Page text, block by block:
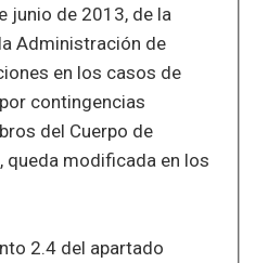
junio de 2013, de la
Administración de
en los casos de
contingencias
del Cuerpo de
queda modificada en los
2.4 del apartado